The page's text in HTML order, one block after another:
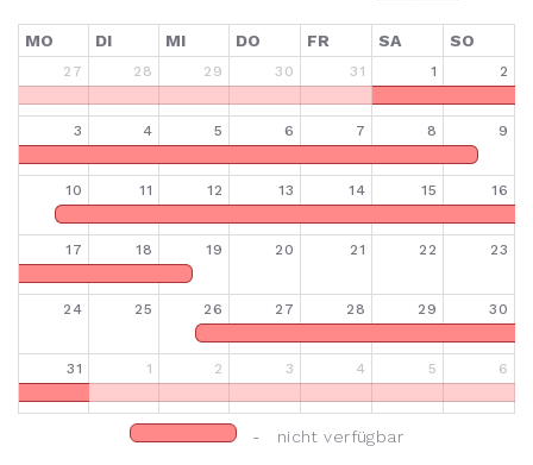
MO DI MI DO FR SA SO
27 28 29 30 31 1 2
3 4 5 6 7 8 9
10 11 12 13 14 15 16
17 18 19 20 21 22 23
24 25 26 27 28 29 30
31 1 2 3 4 5 6
- nicht verfügbar